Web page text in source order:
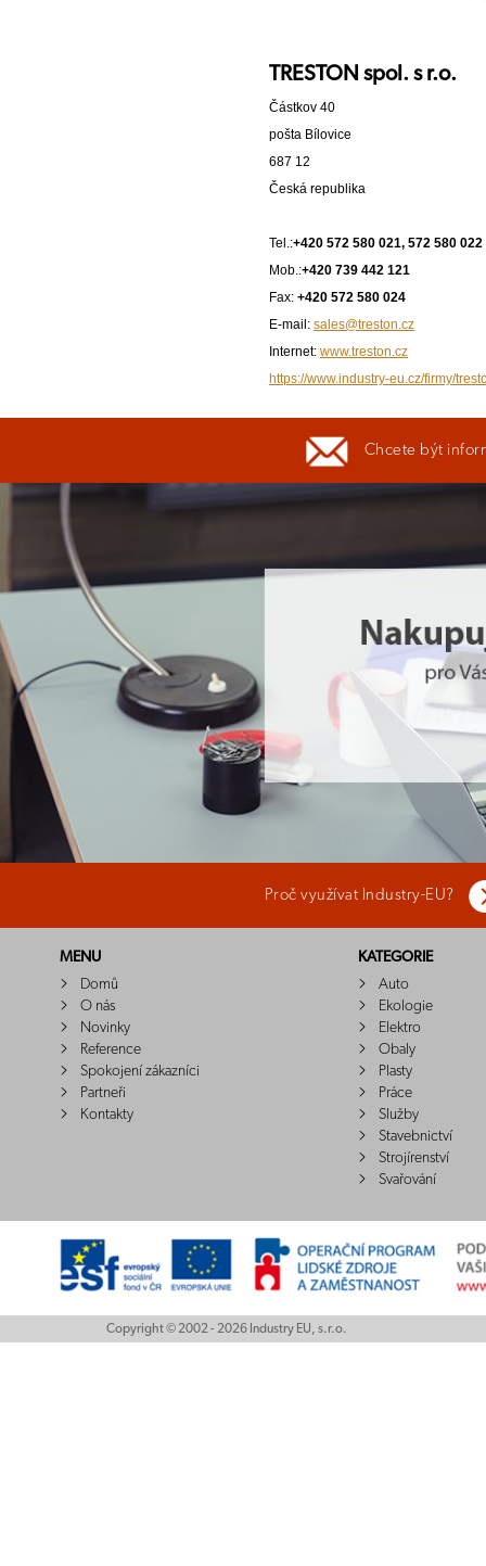
TRESTON spol. s r.o.
Částkov 40
pošta Bílovice
687 12
Česká republika
Tel.:+420 572 580 021, 572 580 022
Mob.:+420 739 442 121
Fax: +420 572 580 024
E-mail: sales@treston.cz
Internet: www.treston.cz
https://www.industry-eu.cz/firmy/
Chcete být
Proč využívat Industry-EU?
MENU
Domů
O nás
Novinky
Reference
Spokojení zákazníci
Partneři
Kontakty
KATEGORIE
Auto
Ekologie
Elektro
Obaly
Plasty
Práce
Služby
Stavebnictví
Strojírenství
Svařování
Copyright © 2002 - 2026 Industry EU, s.r.o.